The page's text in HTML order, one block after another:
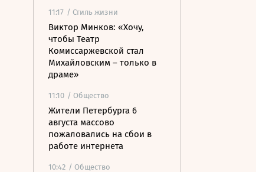
11:17 / Стиль жизни
Виктор Минков: «Хочу,
чтобы Театр
Комиссаржевской стал
Михайловским – только в
драме»
11:10 / Общество
Жители Петербурга 6
августа массово
пожаловались на сбои в
работе интернета
10:42 / Общество